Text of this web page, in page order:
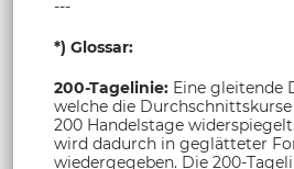
---
*) Glossar:
200-Tagelinie: Eine gleitende
welche die
200 Handelstage
wird dadurch in geglätteter
wiedergegeben. Die 200-